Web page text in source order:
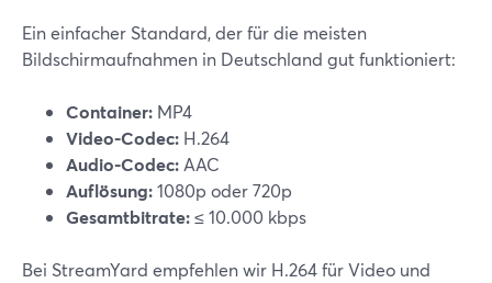
Ein einfacher Standard, der für die meisten
Bildschirmaufnahmen in Deutschland gut funktioniert:
Container: MP4
Video-Codec: H.264
Audio-Codec: AAC
Auflösung:1080p oder 720p
Gesamtbitrate:≤ 10.000 kbps
Bei StreamYard empfehlen wir H.264 für Video und